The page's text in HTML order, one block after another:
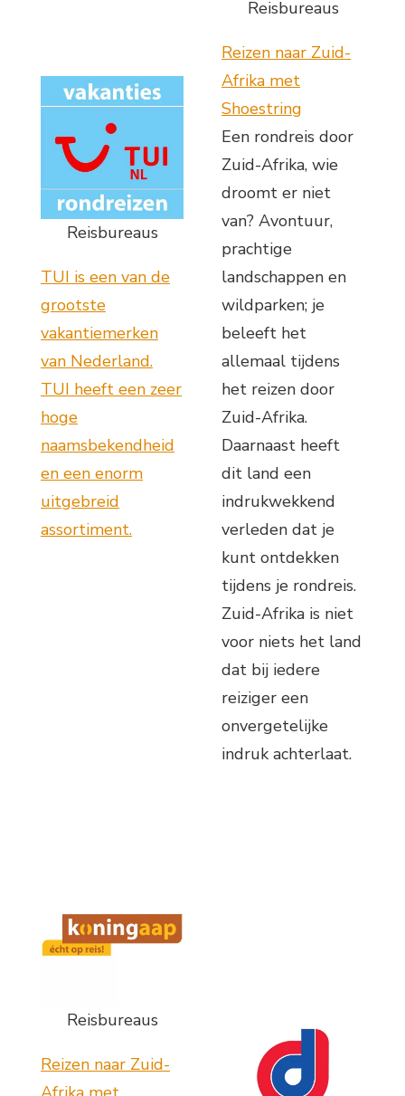
Reisbureaus
TUI is een van de
grootste
vakantiemerken
van Nederland.
TUI heeft een zeer
hoge
naamsbekendheid
en een enorm
uitgebreid
assortiment.
Reisbureaus
Reizen naar Zuid-
Afrika met
Shoestring
Een rondreis door
Zuid-Afrika, wie
droomt er niet
van? Avontuur,
prachtige
landschappen en
wildparken; je
beleeft het
allemaal tijdens
het reizen door
Zuid-Afrika.
Daarnaast heeft
dit land een
indrukwekkend
verleden dat je
kunt ontdekken
tijdens je rondreis.
Zuid-Afrika is niet
voor niets het land
dat bij iedere
reiziger een
onvergetelijke
indruk achterlaat.
Reisbureaus
Reizen naar Zuid-